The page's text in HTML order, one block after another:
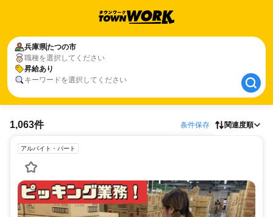
兵庫県たつの市
職種を選択してください
昇給あり
キーワードを選択してください
兵庫県たつの市
昇給あり
1,063件 条件保存 関連度順
アルバイト・パート